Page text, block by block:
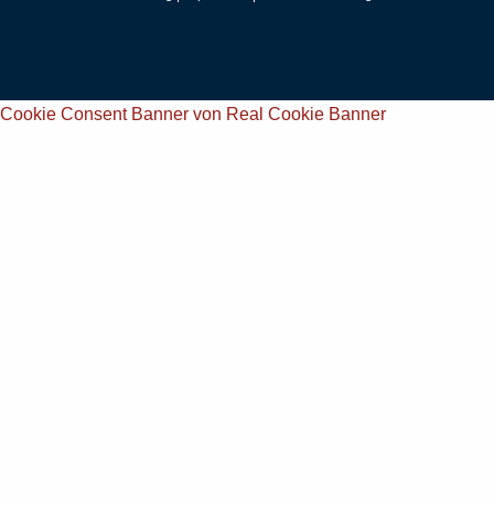
Cookie Consent Banner von Real Cookie Banner